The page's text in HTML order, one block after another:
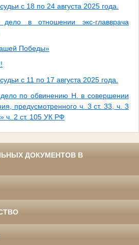
с 18 по 24 августа 2025 года.
дело в отношении экс-главврача
Победы»
с 11 по 17 августа 2025 года.
дело по обвинению Н. в совершении
предусмотренного ч. 3 ст. 33, ч. 3
ч. 2 ст. 105 УК РФ
ДОКУМЕНТОВ В